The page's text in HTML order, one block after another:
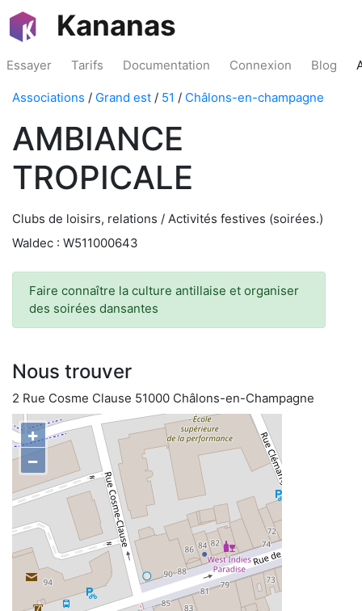
Kananas
Essayer Tarifs Documentation Connexion Blog
Associations / Grand est / 51 / Châlons-en-champagne
AMBIANCE
TROPICALE
Clubs de loisirs, relations / Activités festives (soirées.)
Waldec : W511000643
Faire connaître la culture antillaise et organiser
des soirées dansantes
Nous trouver
2 Rue Cosme Clause 51000 Châlons-en-Champagne
+
−